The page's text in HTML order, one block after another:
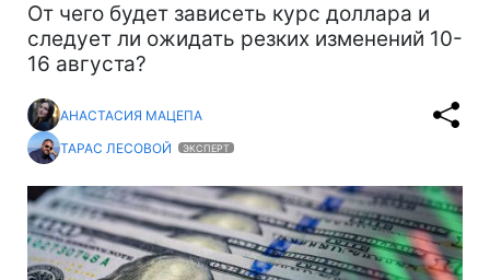
От чего будет зависеть курс доллара и
следует ли ожидать резких изменений 10-
16 августа?
АНАСТАСИЯ МАЦЕПА
ТАРАС ЛЕСОВОЙ
ЭКСПЕРТ